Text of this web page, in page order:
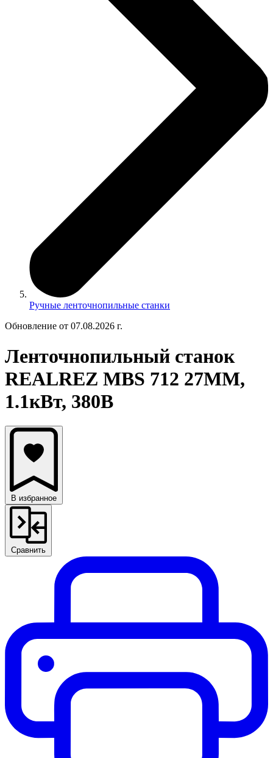
Ручные ленточнопильные станки
Обновление от 07.08.2026 г.
Ленточнопильный станок
REALREZ MBS 712 27MM,
1.1кВт, 380В
В избранное
Сравнить